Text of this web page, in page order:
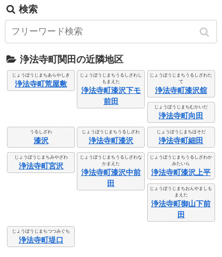
検索
浄法寺町関田の近隣地区
じょうぼうじまちあらやしき
浄法寺町荒屋敷
じょうぼうじまちうるしざわし
もまえた
浄法寺町漆沢下モ
前田
じょうぼうじまちうるしざわた
て
浄法寺町漆沢舘
じょうぼうじまちむかいだ
浄法寺町向田
うるしざわ
漆沢
じょうぼうじまちうるしざわ
浄法寺町漆沢
じょうぼうじまちほそだ
浄法寺町細田
じょうぼうじまちみやざわ
浄法寺町宮沢
じょうぼうじまちうるしざわな
かまえた
浄法寺町漆沢中前
田
じょうぼうじまちうるしざわか
みたいら
浄法寺町漆沢上平
じょうぼうじまちおんやましも
まえた
浄法寺町御山下前
田
じょうぼうじまちつつみぐち
浄法寺町堤口